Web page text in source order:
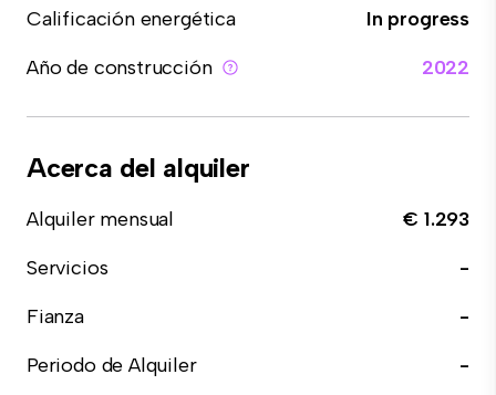
Calificación energética
In progress
Año de construcción
2022
Acerca del alquiler
Alquiler mensual
€ 1.293
Servicios
-
Fianza
-
Periodo de Alquiler
-